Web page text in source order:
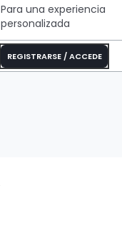
Para una experiencia
personalizada
REGISTRARSE / ACCEDE